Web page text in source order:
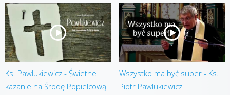
Ks. Pawlukiewicz - Świetne
kazanie na Środę Popielcową
Wszystko ma być super - Ks.
Piotr Pawlukiewicz